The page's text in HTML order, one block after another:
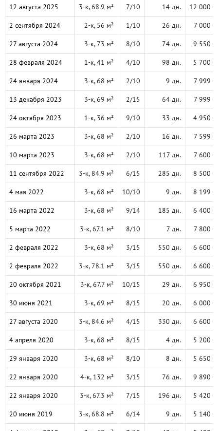
12 августа 2025 3-к, 68.9 м² 7/10 14 дн. 12 000
2 сентября 2024 2-к, 56 м² 1/10 26 дн. 7 000
27 августа 2024 3-к, 73 м² 8/10 74 дн. 9 550
28 февраля 2024 1-к, 41 м² 4/10 98 дн. 5 700
24 января 2024 3-к, 68 м² 2/10 9 дн. 7 999
13 декабря 2023 3-к, 69 м² 2/15 64 дн. 7 999
24 октября 2023 1-к, 36 м² 9/10 33 дн. 4 950
26 марта 2023 3-к, 68 м² 2/10 16 дн. 7 599
10 марта 2023 3-к, 68 м² 2/10 117 дн. 7 600
11 сентября 2022 3-к, 84.9 м² 6/15 285 дн. 8 500
4 мая 2022 3-к, 68 м² 10/10 9 дн. 8 199
16 марта 2022 3-к, 68 м² 9/14 185 дн. 6 400
5 марта 2022 3-к, 67.1 м² 8/10 7 дн. 7 800
2 февраля 2022 3-к, 68 м² 3/15 550 дн. 6 600
2 февраля 2022 3-к, 78.1 м² 3/15 550 дн. 6 600
20 октября 2021 3-к, 67.7 м² 10/15 29 дн. 6 950
30 июня 2021 3-к, 69 м² 8/15 20 дн. 6 000
27 августа 2020 3-к, 84.6 м² 4/15 330 дн. 6 600
4 апреля 2020 3-к, 68 м² 8/15 4 дн. 5 200
29 января 2020 3-к, 68 м² 8/10 8 дн. 5 650
22 января 2020 4-к, 132 м² 3/15 76 дн. 9 890
22 января 2020 3-к, 67.3 м² 7/15 196 дн. 5 420
20 июня 2019 3-к, 68.8 м² 6/14 9 дн. 5 140